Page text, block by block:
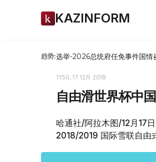
KAZINFORM
趋势:选举-2026总统府任免事件国情
11:50, 17 12月 2018
自由滑世界杯中
哈通社/阿拉木图/12月17
2018/2019 国际雪联自由